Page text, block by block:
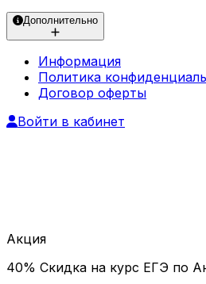
Дополнительно
Информация
Политика
Договор оферты
Войти в кабинет
Акция
40% Скидка на курс ЕГЭ по